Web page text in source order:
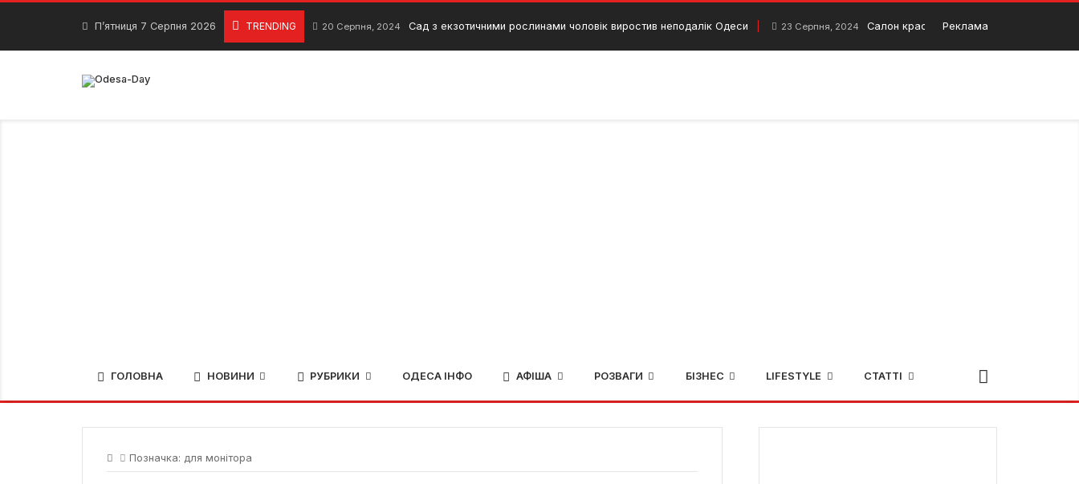
Skip
П’ятниця 7 Серпня 2026 TRENDING 20 Серпня, 2024 Сад з екзотичними рослинами чоловік виростив неподалік Одеси 23 Серпня, 2024 Салон краси Одеса. Топ студій краси
Реклама
ГОЛОВНА НОВИНИ РУБРИКИ ОДЕСА ІНФО АФІША РОЗВАГИ БІЗНЕС LIFESTYLE СТАТТІ
Позначка: для монітора